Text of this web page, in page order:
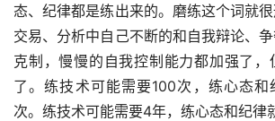
态、纪律都是练出来的。磨练这个词就
交易、分析中自己不断的和自我辩论、争
克制，慢慢的自我控制能力都加强了，
了。练技术可能需要100次，练心态
次。练技术可能需要4年，练心态和纪律